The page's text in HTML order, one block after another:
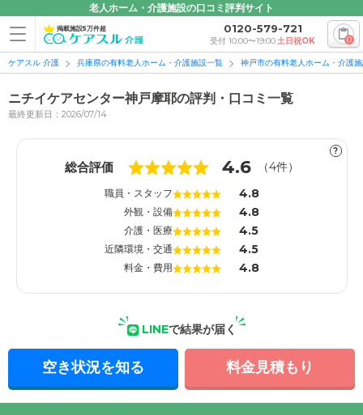
老人ホーム・介護施設の口コミ評判サイト
掲載施設5万件超 0120-579-721
受付 10:00〜19:00土日祝OK 0
ケアスル 介護 兵庫県の有料老人ホーム・介護施設一覧 神戸市の有料老人ホーム・介護
ニチイケアセンター神戸摩耶の評判・口コミ一覧
最終更新日：2026/07/14
?
総合評価 4.6 （4件）
職員・スタッフ 4.8
外観・設備 4.8
介護・医療 4.5
近隣環境・交通 4.5
料金・費用 4.8
LINEで結果が届く
空き状況を知る 料金見積もり